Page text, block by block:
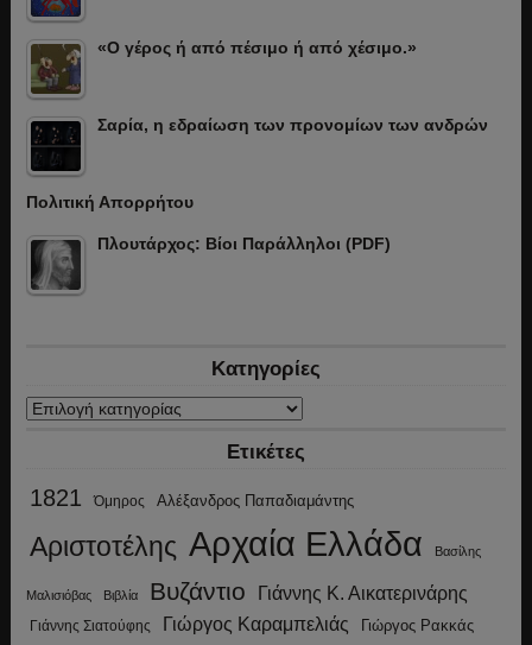
«Ο γέρος ή από πέσιμο ή από χέσιμο.»
Σαρία, η εδραίωση των προνομίων των ανδρών
Πολιτική Απορρήτου
Πλουτάρχος: Βίοι Παράλληλοι (PDF)
Κατηγορίες
Κατηγορίες
Ετικέτες
1821 Όμηρος Αλέξανδρος Παπαδιαμάντης
Αριστοτέλης Αρχαία Ελλάδα Βασίλης
Μαλισιόβας Βιβλία Βυζάντιο Γιάννης Κ. Αικατερινάρης
Γιάννης Σιατούφης Γιώργος Καραμπελιάς Γιώργος Ρακκάς